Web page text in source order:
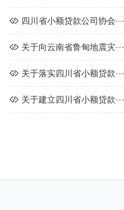
四川省小额贷款公司协会···
关于向云南省鲁甸地震灾···
关于落实四川省小额贷款···
关于建立四川省小额贷款···